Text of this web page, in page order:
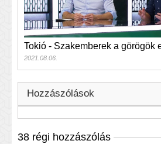
Tokió - Szakemberek a görögök
2021.08.06.
Hozzászólások
38 régi hozzászólás